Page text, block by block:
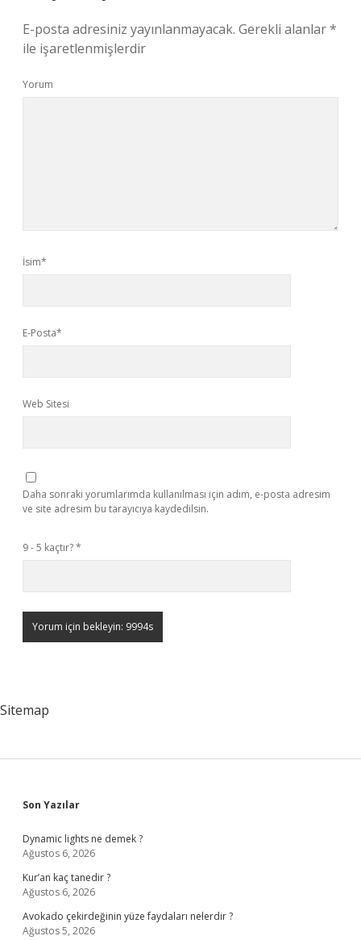
E-posta adresiniz yayınlanmayacak. Gerekli alanlar*
ile işaretlenmişlerdir
Yorum
İsim*
E-Posta*
Web Sitesi
Daha sonraki yorumlarımda kullanılması için adım, e-posta adresim
ve site adresim bu tarayıcıya kaydedilsin.
9 - 5 kaçtır?*
Sitemap
Sidebar
Son Yazılar
Dynamic lights ne demek ?
Ağustos 6, 2026
Kur’an kaç tanedir ?
Ağustos 6, 2026
Avokado çekirdeğinin yüze faydaları nelerdir ?
Ağustos 5, 2026